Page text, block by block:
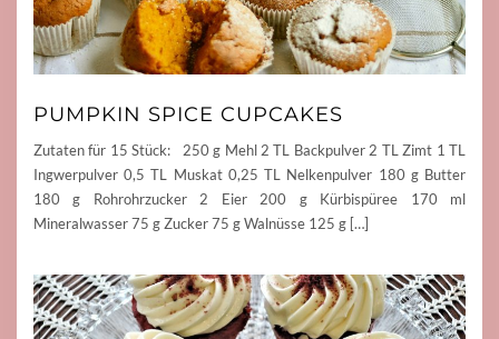
PUMPKIN SPICE CUPCAKES
Zutaten für 15 Stück: 250 g Mehl 2 TL Backpulver 2 TL Zimt 1 TL
Ingwerpulver 0,5 TL Muskat 0,25 TL Nelkenpulver 180 g Butter
180 g Rohrohrzucker 2 Eier 200 g Kürbispüree 170 ml
Mineralwasser 75 g Zucker 75 g Walnüsse 125 g […]